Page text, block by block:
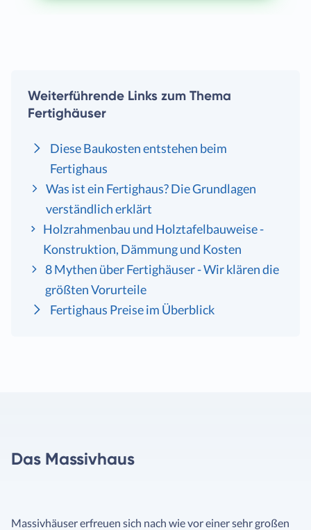
Weiterführende Links zum Thema
Fertighäuser
Diese Baukosten entstehen beim
Fertighaus
Was ist ein Fertighaus? Die Grundlagen
verständlich erklärt
Holzrahmenbau und Holztafelbauweise -
Konstruktion, Dämmung und Kosten
8 Mythen über Fertighäuser - Wir klären die
größten Vorurteile
Fertighaus Preise im Überblick
Das Massivhaus
Massivhäuser erfreuen sich nach wie vor einer sehr großen